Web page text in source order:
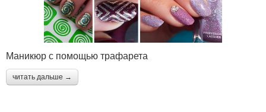
Маникюр с помощью трафарета
читать дальше →